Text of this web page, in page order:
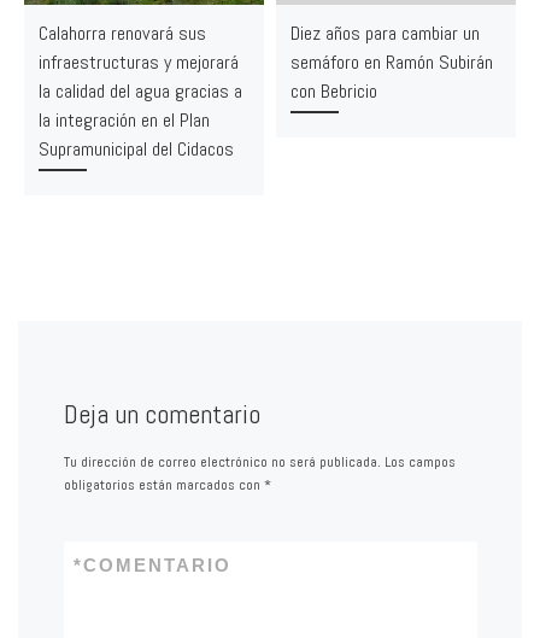
Calahorra renovará sus
infraestructuras y mejorará
la calidad del agua gracias a
la integración en el Plan
Supramunicipal del Cidacos
Diez años para cambiar un
semáforo en Ramón Subirán
con Bebricio
Deja un comentario
Tu dirección de correo electrónico no será publicada. Los campos
obligatorios están marcados con *
COMENTARIO
*